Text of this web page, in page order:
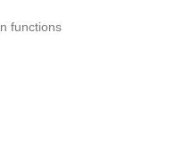
functions